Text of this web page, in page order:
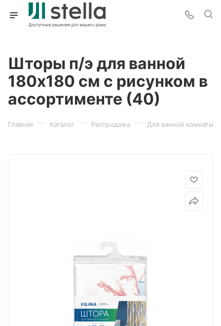
Шторы п/э для ванной
180х180 см с рисунком в
ассортименте (40)
Главная — Каталог — Распродажа — Для ванной комнаты